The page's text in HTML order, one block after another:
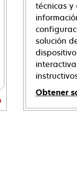
técnicas y
solución
Obtener
opens